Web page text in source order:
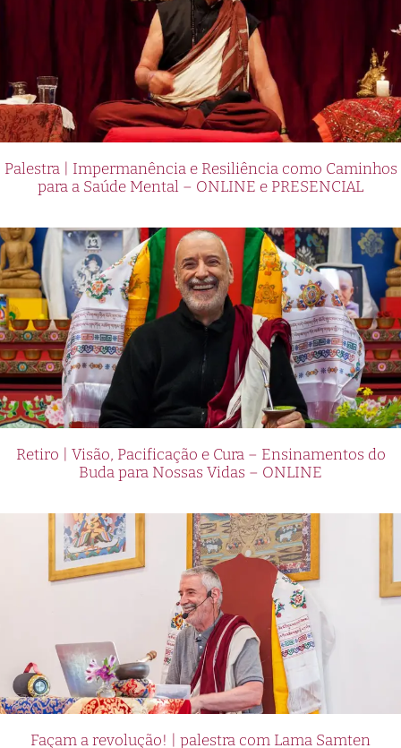
Palestra | Impermanência e Resiliência como Caminhos
para a Saúde Mental – ONLINE e PRESENCIAL
Retiro | Visão, Pacificação e Cura – Ensinamentos do
Buda para Nossas Vidas – ONLINE
Façam a revolução! | palestra com Lama Samten